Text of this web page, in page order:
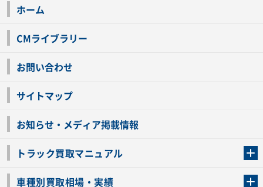
ホーム
CMライブラリー
お問い合わせ
サイトマップ
お知らせ・メディア掲載情報
トラック買取マニュアル
車種別買取相場・実績